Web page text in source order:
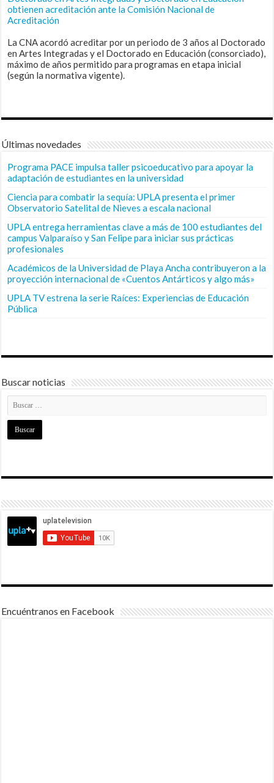
obtienen acreditación ante la Comisión Nacional de
Acreditación
La CNA acordó acreditar por un periodo de 3 años al Doctorado
en Artes Integradas y el Doctorado en Educación (consorciado),
máximo de años permitido para programas en etapa inicial
(según la normativa vigente).
Últimas novedades
Programa PACE impulsa taller psicoeducativo para apoyar la
adaptación de estudiantes en la universidad
Ciencia para combatir la sequía: UPLA presenta el primer
Observatorio Satelital de Nieves a escala nacional
UPLA entrega herramientas clave a más de 100 estudiantes del
campus Valparaíso y San Felipe para iniciar sus prácticas
profesionales
Académicos de la Universidad de Playa Ancha contribuyeron a la
proyección internacional de «Cuentos Antárticos y algo más»
UPLA TV estrena la serie Raíces: Experiencias de Educación
Pública
Buscar noticias
Encuéntranos en Facebook